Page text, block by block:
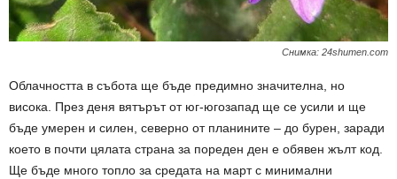
Снимка: 24shumen.com
Облачността в събота ще бъде предимно значителна, но
висока. През деня вятърът от юг-югозапад ще се усили и ще
бъде умерен и силен, северно от планините – до бурен, заради
което в почти цялата страна за пореден ден е обявен жълт код.
Ще бъде много топло за средата на март с минимални